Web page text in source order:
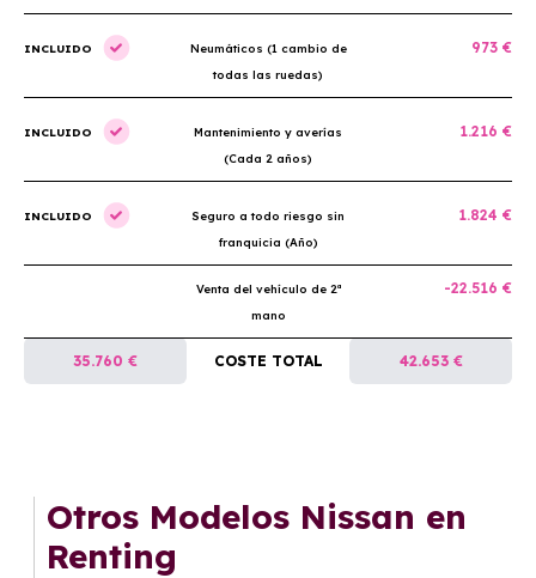
INCLUIDO
Neumáticos (1 cambio de
todas las ruedas)
973 €
INCLUIDO
Mantenimiento y averías
(Cada 2 años)
1.216 €
INCLUIDO
Seguro a todo riesgo sin
franquicia (Año)
1.824 €
Venta del vehículo de 2ª
mano
-22.516 €
35.760 € COSTE TOTAL 42.653 €
Otros Modelos Nissan en
Renting